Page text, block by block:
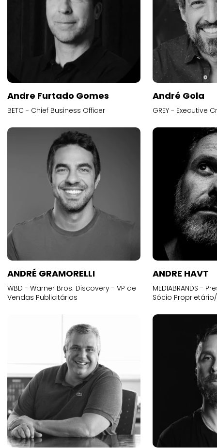
Andre Furtado Gomes
BETC - Chief Business Officer
André Gola
GREY - Executive
ANDRÉ GRAMORELLI
WBD - Warner Bros. Discovery - VP de
Vendas Publicitárias
ANDRE HAVT
MEDIABRANDS -
Sócio